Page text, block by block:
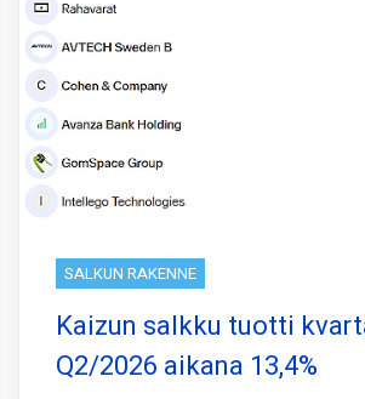
SALKUN RAKENNE
Kaizun salkku tuotti
Q2/2026 aikana 13,4%